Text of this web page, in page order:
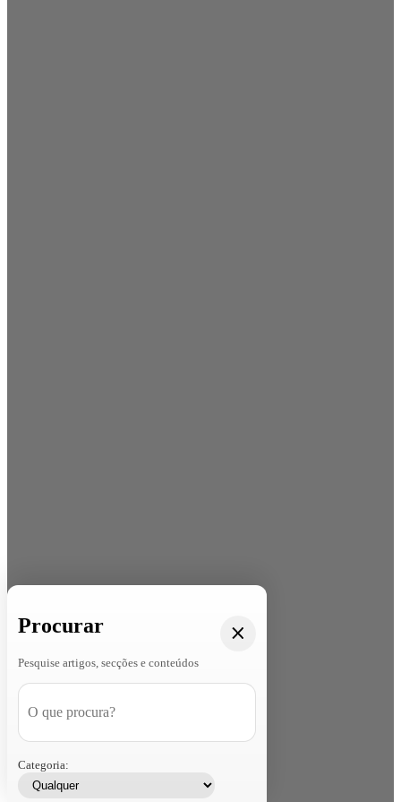
Procurar
Pesquise artigos, secções e conteúdos
Categoria: